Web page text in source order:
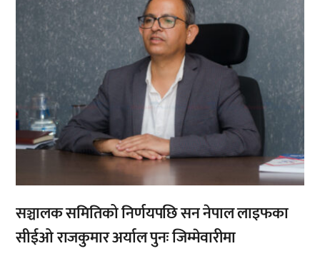
सञ्चालक समितिको निर्णयपछि सन नेपाल लाइफका
सीईओ राजकुमार अर्याल पुनः जिम्मेवारीमा